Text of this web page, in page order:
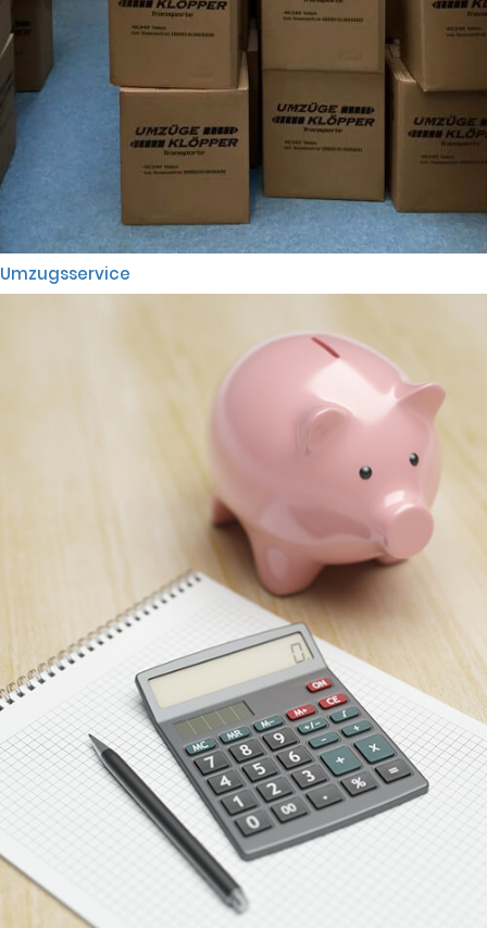
Umzugsservice